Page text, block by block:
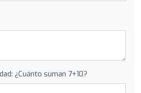
¿Cuánto suman 7+10?